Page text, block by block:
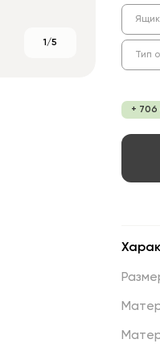
1/5
Тип
+ 706